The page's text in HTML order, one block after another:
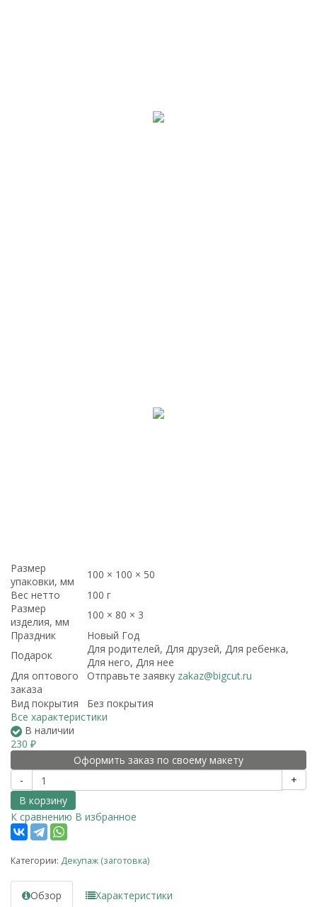
Размер
упаковки, мм
100 × 100 × 50
Вес нетто
100 г
Размер
изделия, мм
100 × 80 × 3
Праздник
Новый Год
Подарок
Для родителей, Для друзей, Для ребенка,
Для него, Для нее
Для оптового
заказа
Отправьте заявку zakaz@bigcut.ru
Вид покрытия
Без покрытия
Все характеристики
В наличии
230 ₽
Оформить заказ по своему макету
-
+
В корзину
К сравнению В избранное
Категории: Декупаж (заготовка)
Обзор Характеристики